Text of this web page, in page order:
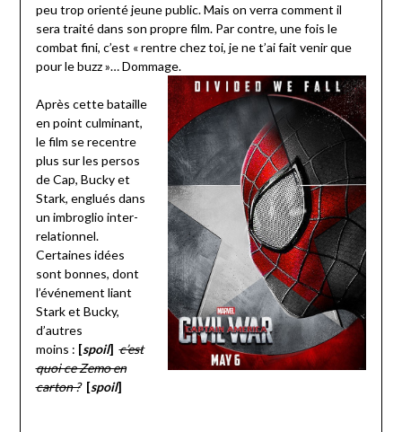
peu trop orienté jeune public. Mais on verra comment il
sera traité dans son propre film. Par contre, une fois le
combat fini, c’est « rentre chez toi, je ne t’ai fait venir que
pour le buzz »… Dommage.
Après cette bataille
en point culminant,
le film se recentre
plus sur les persos
de Cap, Bucky et
Stark, englués dans
un imbroglio inter-
relationnel.
Certaines idées
sont bonnes, dont
l’événement liant
Stark et Bucky,
d’autres
moins : [spoil]c’est
quoi ce Zemo en
carton ? [spoil]